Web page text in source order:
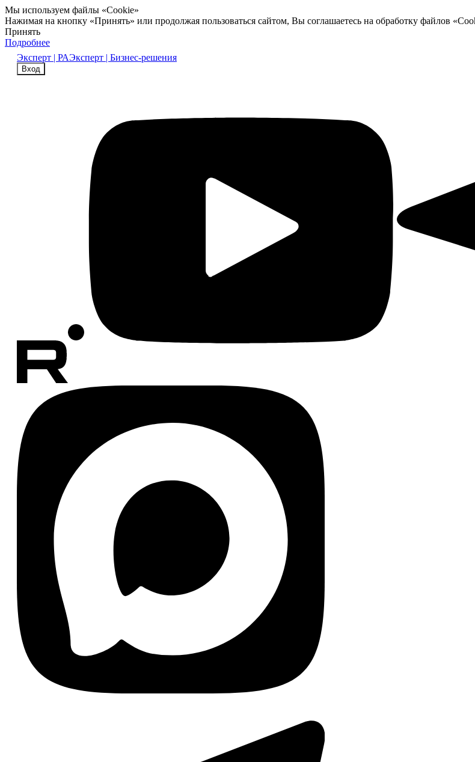
Мы используем файлы «Cookie»
Нажимая на кнопку «Принять» или продолжая пользоваться сайтом, Вы соглашаетесь на обработку файлов
Принять
Подробнее
Эксперт | РАЭксперт | Бизнес-решения
Вход